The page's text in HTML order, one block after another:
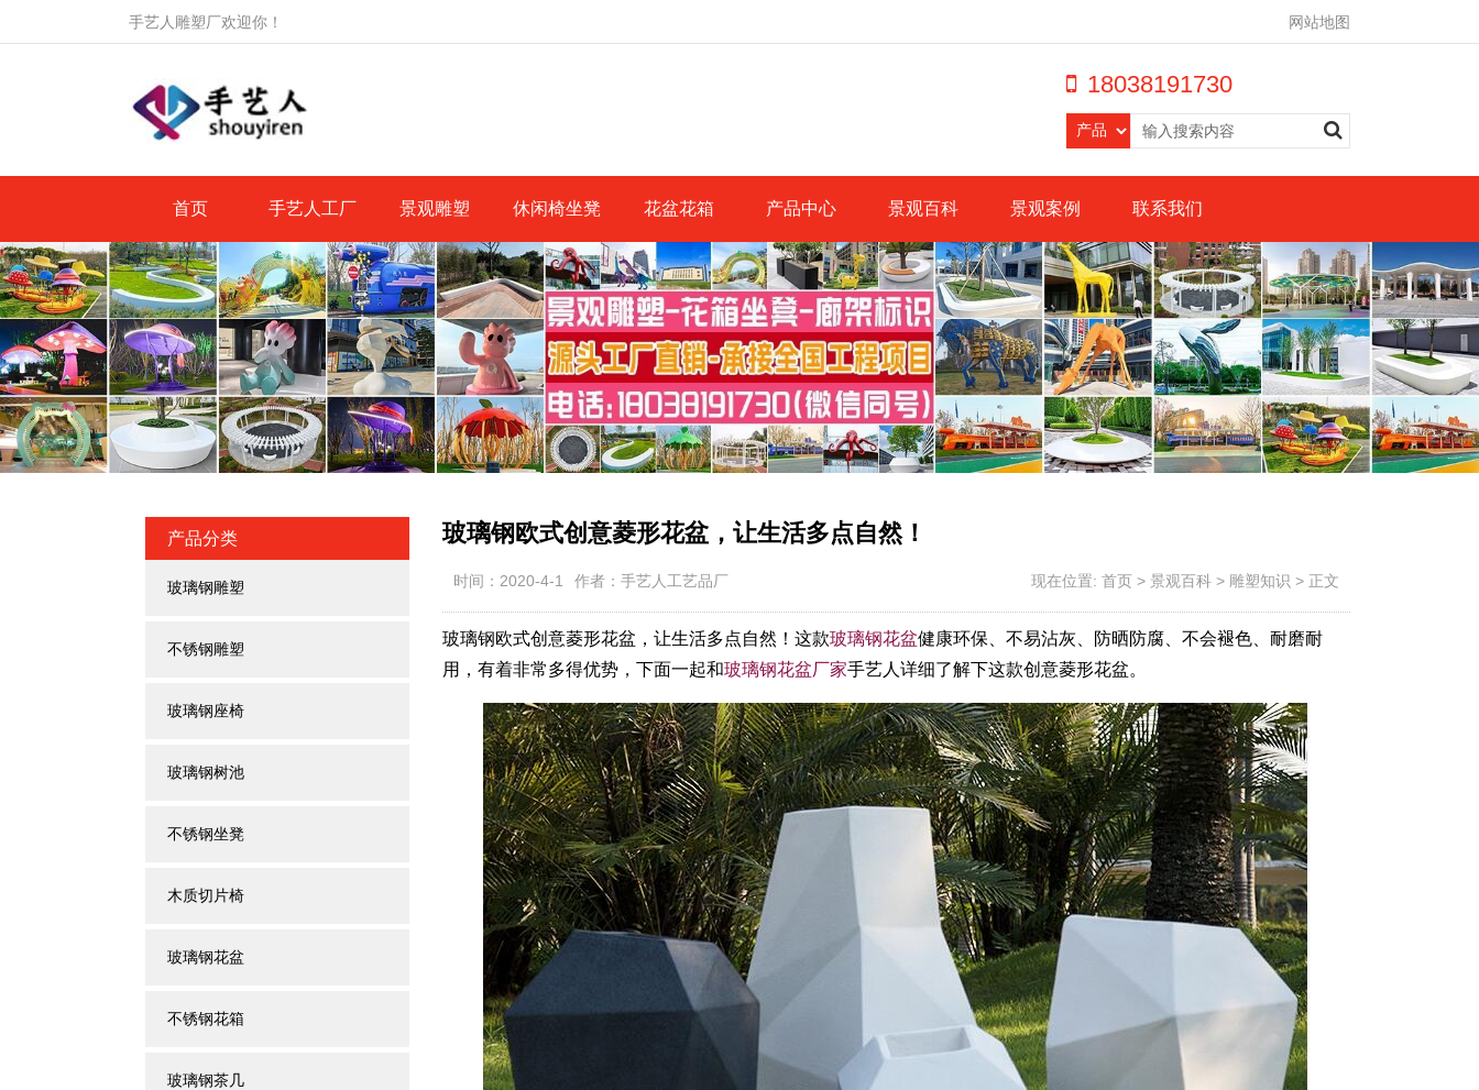
手艺人雕塑厂欢迎你！ 网站地图
18038191730
首页 手艺人工厂 景观雕塑 休闲椅坐凳 花盆花箱 产品中心 景观百科 景观案例 联系我们
产品分类
玻璃钢雕塑
不锈钢雕塑
玻璃钢座椅
玻璃钢树池
不锈钢坐凳
木质切片椅
玻璃钢花盆
不锈钢花箱
玻璃钢茶几
玻璃钢欧式创意菱形花盆，让生活多点自然！
时间：2020-4-1 作者：手艺人工艺品厂 现在位置: 首页 > 景观百科 > 雕塑知识 > 正文
玻璃钢欧式创意菱形花盆，让生活多点自然！这款玻璃钢花盆健康环保、不易沾灰、防晒防腐、不会褪色、耐磨耐
用，有着非常多得优势，下面一起和玻璃钢花盆厂家手艺人详细了解下这款创意菱形花盆。